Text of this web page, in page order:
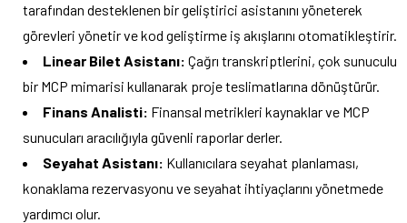
tarafından desteklenen bir geliştirici asistanını yöneterek
görevleri yönetir ve kod geliştirme iş akışlarını otomatikleştirir.
Linear Bilet Asistanı: Çağrı transkriptlerini, çok sunuculu
bir MCP mimarisi kullanarak proje teslimatlarına dönüştürür.
Finans Analisti: Finansal metrikleri kaynaklar ve MCP
sunucuları aracılığıyla güvenli raporlar derler.
Seyahat Asistanı: Kullanıcılara seyahat planlaması,
konaklama rezervasyonu ve seyahat ihtiyaçlarını yönetmede
yardımcı olur.